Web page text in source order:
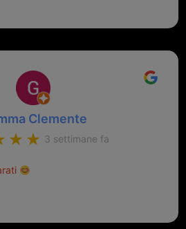
Clemente
3 settimane fa